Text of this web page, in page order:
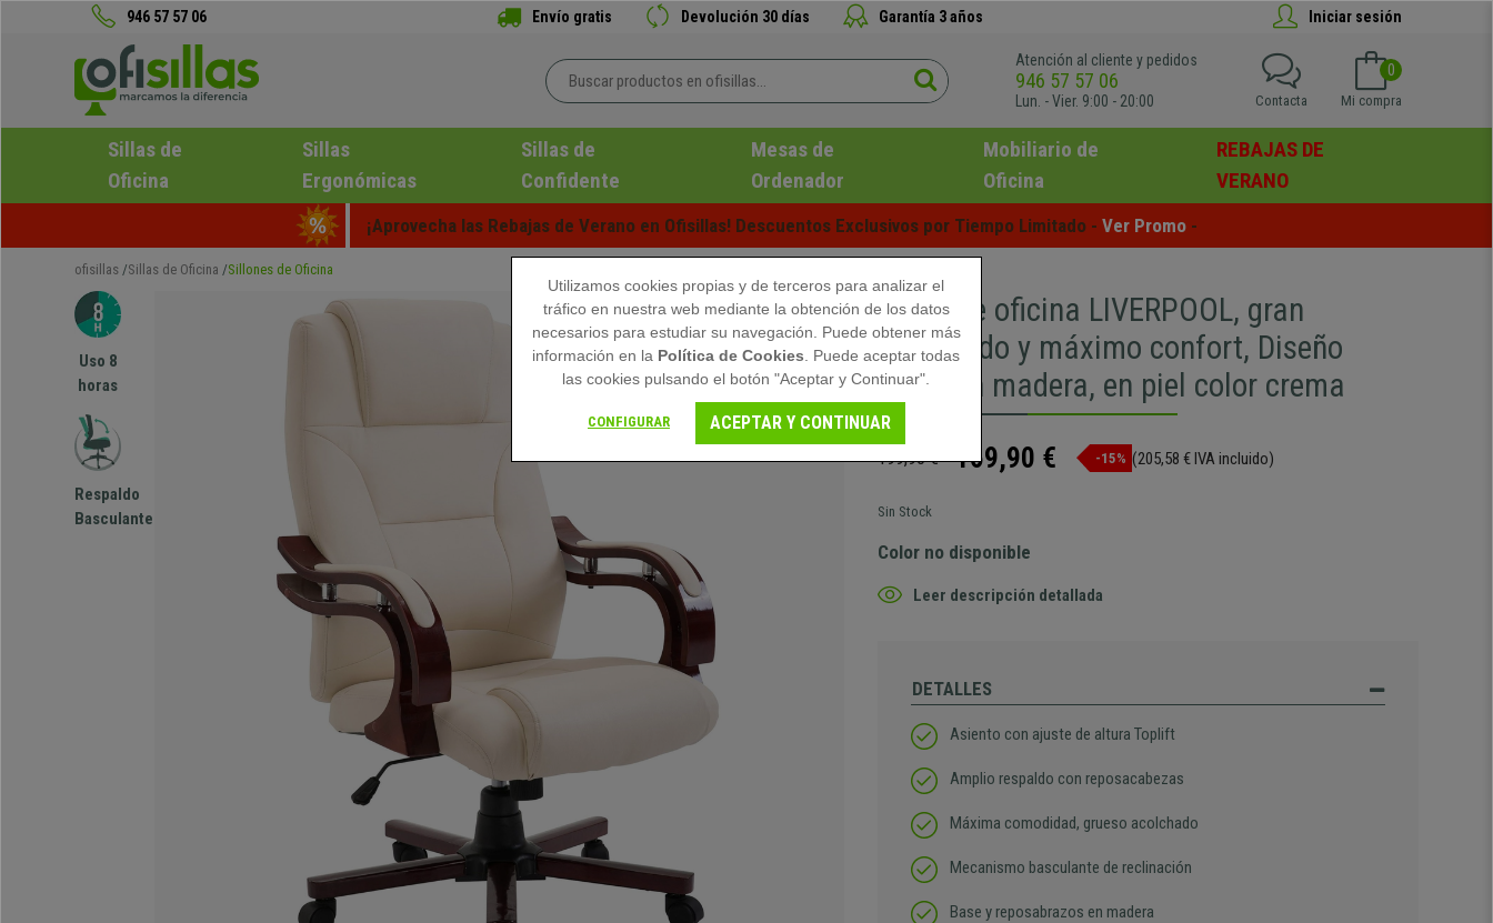
946 57 57 06 Envío gratis Devolución 30 días Garantía 3 años Iniciar sesión
Atención al cliente y pedidos
946 57 57 06
Lun. - Vier. 9:00 - 20:00
0
Mi compra
Contacta
Sillas de
Oficina
Sillas
Ergonómicas
Sillas de
Confidente
Mesas de
Ordenador
Mobiliario de
Oficina
REBAJAS DE
VERANO
¡Aprovecha las Rebajas de Verano en Ofisillas! Descuentos Exclusivos por Tiempo Limitado - Ver Promo -
ofisillas Sillas de Oficina Sillones de Oficina
Uso 8
horas
Respaldo
Basculante
Sillón de oficina LIVERPOOL, gran
acolchado y máximo confort, Diseño
único en madera, en piel color crema
199,90 € 169,90 € -15% (205,58 € IVA incluido)
Sin Stock
Color no disponible
Leer descripción detallada
DETALLES
Asiento con ajuste de altura Toplift
Amplio respaldo con reposacabezas
Máxima comodidad, grueso acolchado
Mecanismo basculante de reclinación
Base y reposabrazos en madera
Utilizamos cookies propias y de terceros para analizar el
tráfico en nuestra web mediante la obtención de los datos
necesarios para estudiar su navegación. Puede obtener más
información en la Política de Cookies . Puede aceptar todas
las cookies pulsando el botón "Aceptar y Continuar".
CONFIGURAR ACEPTAR Y CONTINUAR